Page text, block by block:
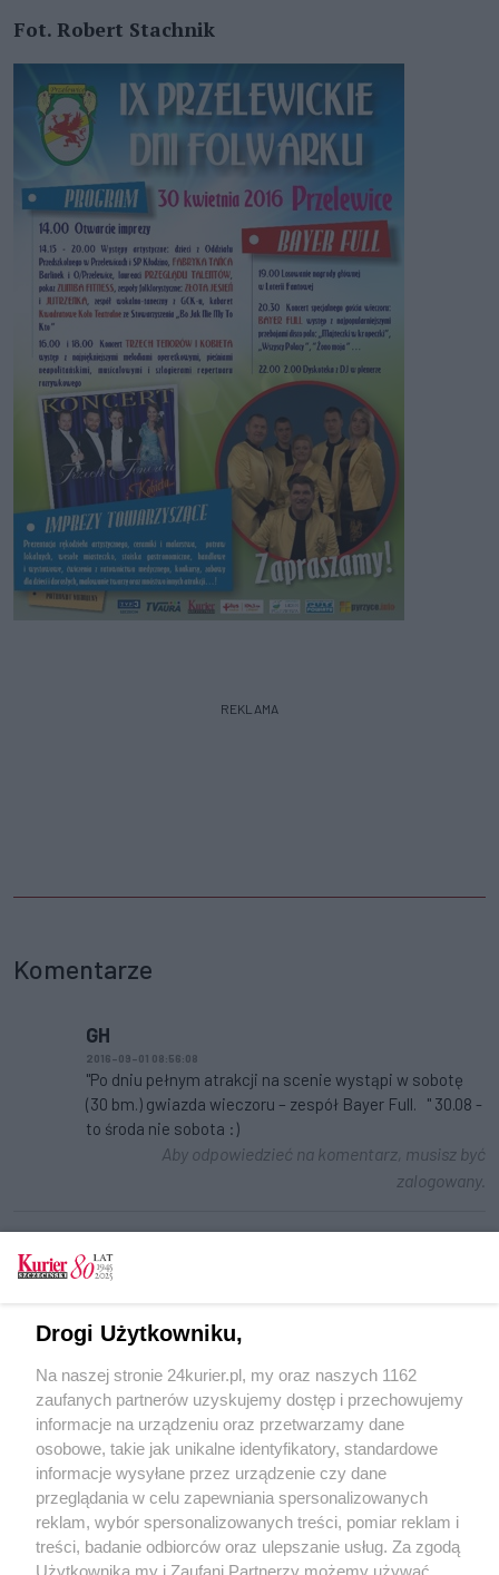
Fot. Robert Stachnik
REKLAMA
Komentarze
GH
2016-09-01 08:56:08
"Po dniu pełnym atrakcji na scenie wystąpi w sobotę
(30 bm.) gwiazda wieczoru – zespół Bayer Full. " 30.08 -
to środa nie sobota :)
Aby odpowiedzieć na komentarz, musisz być
zalogowany.
komentowania
CZYTAJ TAKŻE
POGODA
28℃
Drogi Użytkowniku,
Na naszej stronie 24kurier.pl, my oraz naszych 1162
zaufanych partnerów uzyskujemy dostęp i przechowujemy
informacje na urządzeniu oraz przetwarzamy dane
osobowe, takie jak unikalne identyfikatory, standardowe
informacje wysyłane przez urządzenie czy dane
przeglądania w celu zapewniania spersonalizowanych
reklam, wybór spersonalizowanych treści, pomiar reklam i
treści, badanie odbiorców oraz ulepszanie usług. Za zgodą
Użytkownika my i Zaufani Partnerzy możemy używać